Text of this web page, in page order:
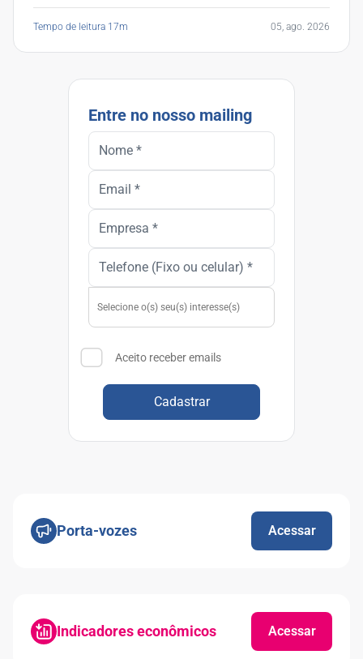
Tempo de leitura 17m 05, ago. 2026
Entre no nosso mailing
Aceito receber emails
Cadastrar
Porta-vozes Acessar
Indicadores econômicos Acessar